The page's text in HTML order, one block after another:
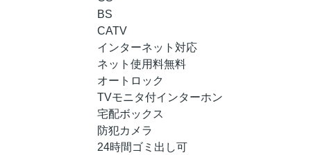
BS
CATV
インターネット対応
ネット使用料無料
オートロック
TVモニタ付インターホン
宅配ボックス
防犯カメラ
24時間ゴミ出し可